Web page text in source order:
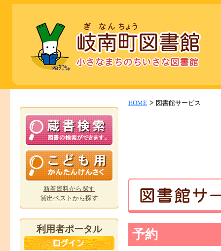
新着資料から探す
貸出ベストから探す
利用者ポータル
HOME 図書館サービス
予約